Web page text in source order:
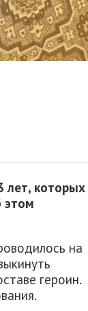
лет, которых
этом
на
героин.